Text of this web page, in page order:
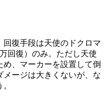
復手段は天使のドクロマ
回復）のみ。ただし天使
、マーカーを設置して倒
ージは大きくないが、な